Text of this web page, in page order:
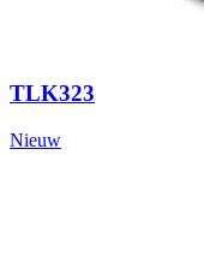
TLK323
Nieuw